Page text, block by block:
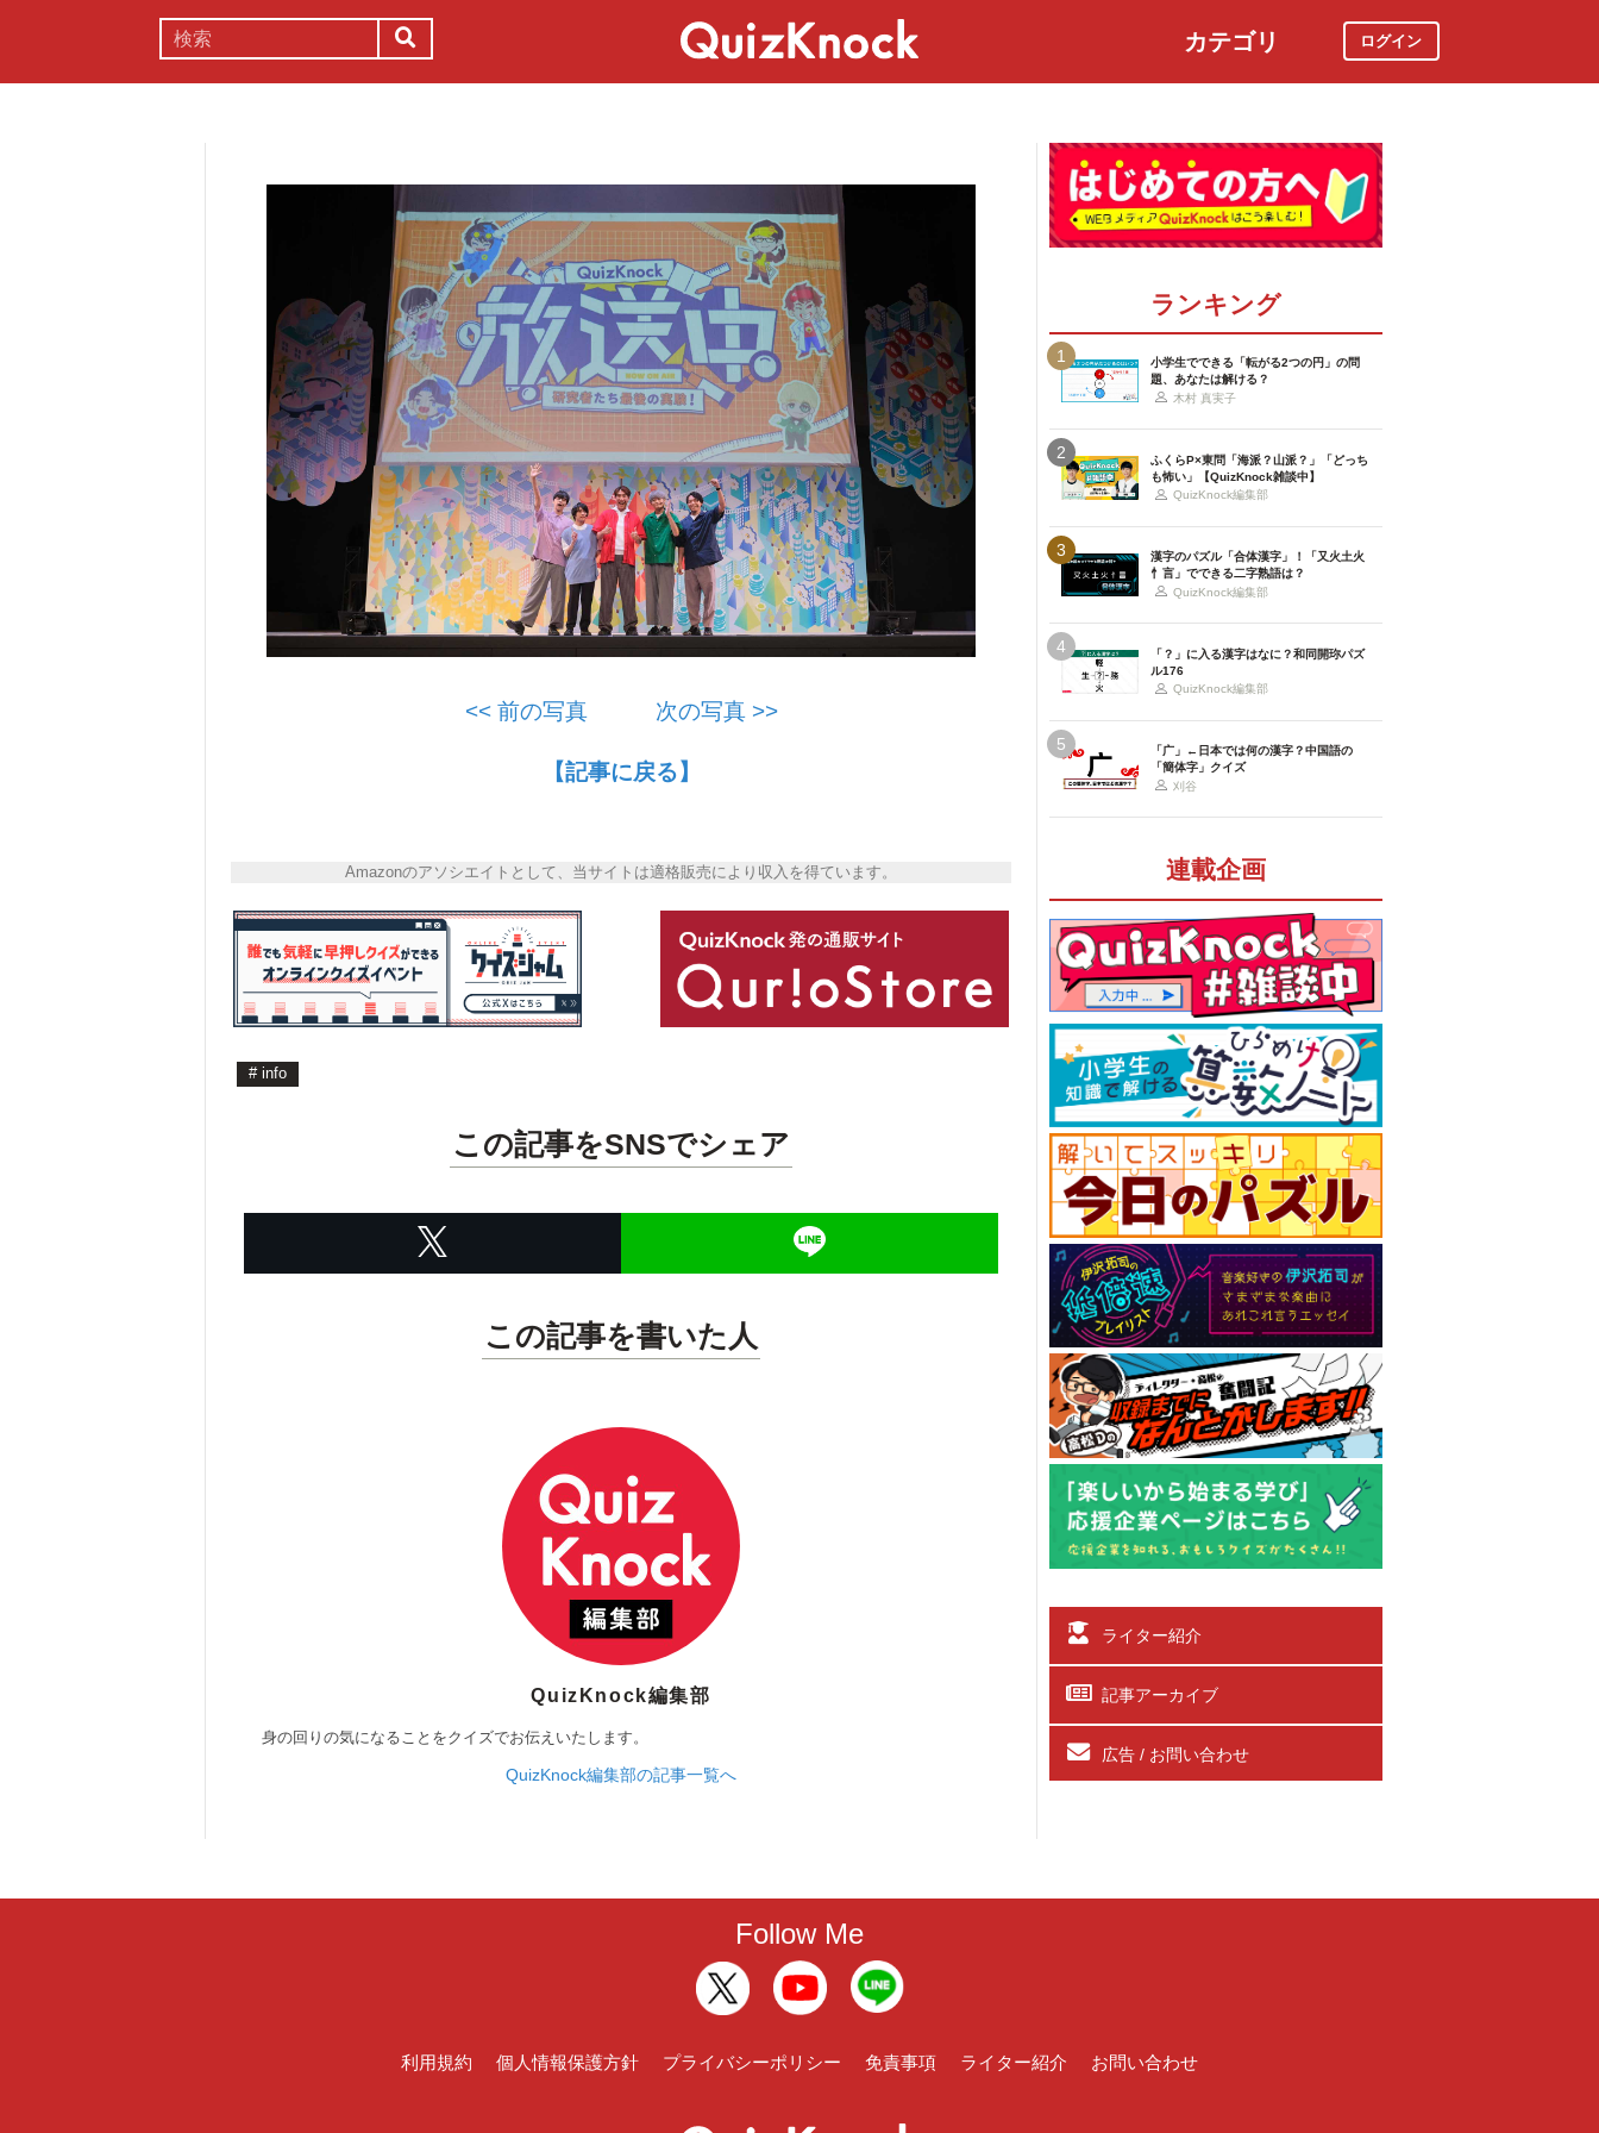
カテゴリ ログイン
<< 前の写真 次の写真 >>
【記事に戻る】
Amazonのアソシエイトとして、当サイトは適格販売により収入を得ています。
# info
この記事をSNSでシェア
この記事を書いた人
QuizKnock編集部
身の回りの気になることをクイズでお伝えいたします。
QuizKnock編集部の記事一覧へ
ランキング
1
小学生でできる「転がる2つの円」の問
題、あなたは解ける？
木村 真実子
2
ふくらP×東問「海派？山派？」「どっち
も怖い」【QuizKnock雑談中】
QuizKnock編集部
3
漢字のパズル「合体漢字」！「又火土火
忄言」でできる二字熟語は？
QuizKnock編集部
4
「？」に入る漢字はなに？和同開珎パズ
ル176
QuizKnock編集部
5
「广」←日本では何の漢字？中国語の
「簡体字」クイズ
刈谷
連載企画
ライター紹介
記事アーカイブ
広告 / お問い合わせ
Follow Me
利用規約 個人情報保護方針 プライバシーポリシー 免責事項 ライター紹介 お問い合わせ